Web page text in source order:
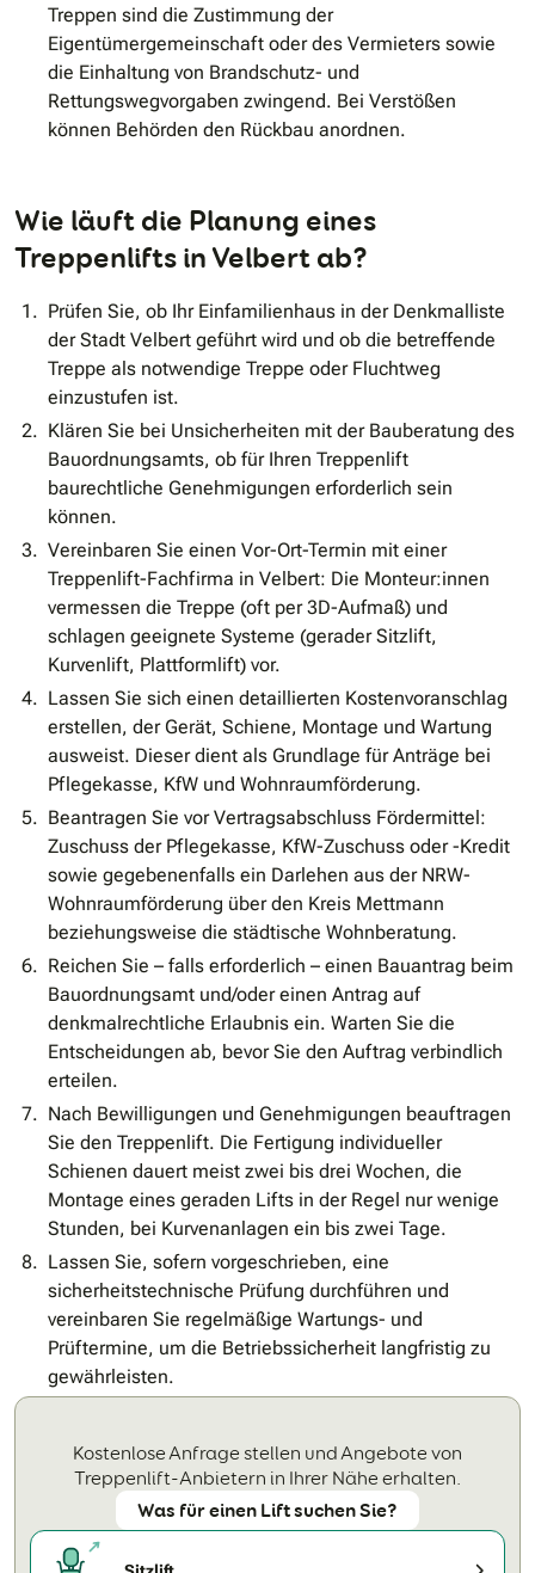
Treppen sind die Zustimmung der
Eigentümergemeinschaft oder des Vermieters sowie
die Einhaltung von Brandschutz- und
Rettungswegvorgaben zwingend. Bei Verstößen
können Behörden den Rückbau anordnen.
Wie läuft die Planung eines
Treppenlifts in Velbert ab?
Prüfen Sie, ob Ihr Einfamilienhaus in der Denkmalliste
der Stadt Velbert geführt wird und ob die betreffende
Treppe als notwendige Treppe oder Fluchtweg
einzustufen ist.
Klären Sie bei Unsicherheiten mit der Bauberatung des
Bauordnungsamts, ob für Ihren Treppenlift
baurechtliche Genehmigungen erforderlich sein
können.
Vereinbaren Sie einen Vor-Ort-Termin mit einer
Treppenlift-Fachfirma in Velbert: Die Monteur:innen
vermessen die Treppe (oft per 3D-Aufmaß) und
schlagen geeignete Systeme (gerader Sitzlift,
Kurvenlift, Plattformlift) vor.
Lassen Sie sich einen detaillierten Kostenvoranschlag
erstellen, der Gerät, Schiene, Montage und Wartung
ausweist. Dieser dient als Grundlage für Anträge bei
Pflegekasse, KfW und Wohnraumförderung.
Beantragen Sie vor Vertragsabschluss Fördermittel:
Zuschuss der Pflegekasse, KfW-Zuschuss oder -Kredit
sowie gegebenenfalls ein Darlehen aus der NRW-
Wohnraumförderung über den Kreis Mettmann
beziehungsweise die städtische Wohnberatung.
Reichen Sie – falls erforderlich – einen Bauantrag beim
Bauordnungsamt und/oder einen Antrag auf
denkmalrechtliche Erlaubnis ein. Warten Sie die
Entscheidungen ab, bevor Sie den Auftrag verbindlich
erteilen.
Nach Bewilligungen und Genehmigungen beauftragen
Sie den Treppenlift. Die Fertigung individueller
Schienen dauert meist zwei bis drei Wochen, die
Montage eines geraden Lifts in der Regel nur wenige
Stunden, bei Kurvenanlagen ein bis zwei Tage.
Lassen Sie, sofern vorgeschrieben, eine
sicherheitstechnische Prüfung durchführen und
vereinbaren Sie regelmäßige Wartungs- und
Prüftermine, um die Betriebssicherheit langfristig zu
gewährleisten.
Kostenlose Anfrage stellen und Angebote von
Treppenlift-Anbietern in Ihrer Nähe erhalten.
Was für einen Lift suchen Sie?